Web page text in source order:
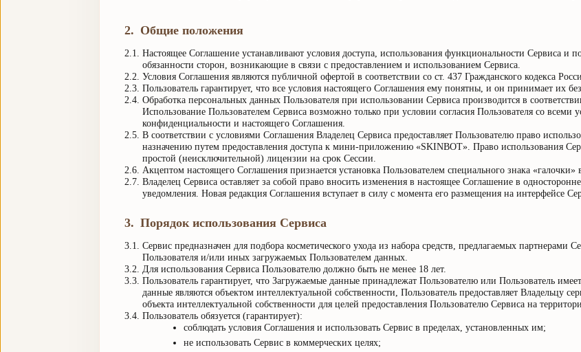
2. Общие положения
2.1. Настоящее Соглашение устанавливают условия доступа, использования функциональности Сервиса и
обязанности сторон, возникающие в связи с предоставлением и использованием Сервиса.
2.2. Условия Соглашения являются публичной офертой в соответствии со ст. 437 Гражданского кодекса
2.3. Пользователь гарантирует, что все условия настоящего Соглашения ему понятны, и он принимает их
2.4. Обработка персональных данных Пользователя при использовании Сервиса производится в
Использование Пользователем Сервиса возможно только при условии согласия Пользователя со всеми
конфиденциальности и настоящего Соглашения.
2.5. В соответствии с условиями Соглашения Владелец Сервиса предоставляет Пользователю право
назначению путем предоставления доступа к мини-приложению «SKINBOT». Право использования
простой (неисключительной) лицензии на срок Сессии.
2.6. Акцептом настоящего Соглашения признается установка Пользователем специального знака
2.7. Владелец Сервиса оставляет за собой право вносить изменения в настоящее Соглашение в
уведомления. Новая редакция Соглашения вступает в силу с момента его размещения на интерфейсе
3. Порядок использования Сервиса
3.1. Сервис предназначен для подбора косметического ухода из набора средств, предлагаемых партнерами
Пользователя и/или иных загружаемых Пользователем данных.
3.2. Для использования Сервиса Пользователю должно быть не менее 18 лет.
3.3. Пользователь гарантирует, что Загружаемые данные принадлежат Пользователю или Пользователь
данные являются объектом интеллектуальной собственности, Пользователь предоставляет Владельцу
объекта интеллектуальной собственности для целей предоставления Пользователю Сервиса на
3.4. Пользователь обязуется (гарантирует):
соблюдать условия Соглашения и использовать Сервис в пределах, установленных им;
не использовать Сервис в коммерческих целях;